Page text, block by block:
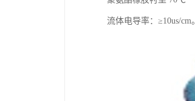
流体电导率：≥10us/cm。